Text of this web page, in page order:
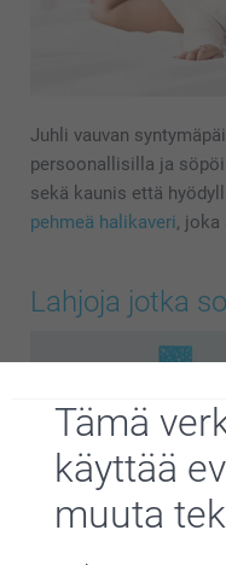
Tämä
käyttää
muuta
Juhli vauvan
persoonallisilla ja
sekä kaunis että
pehmeä halikaveri, joka
Lahjoja jotka